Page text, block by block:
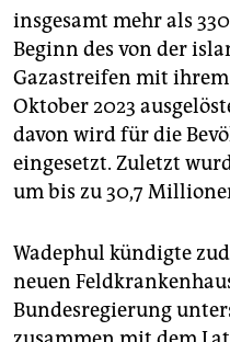
insgesamt mehr als
Beginn des von der
Gazastreifen mit
Oktober 2023
davon wird für die
eingesetzt. Zuletzt
um bis zu 30,7
Wadephul kündigte
neuen
Bundesregierung